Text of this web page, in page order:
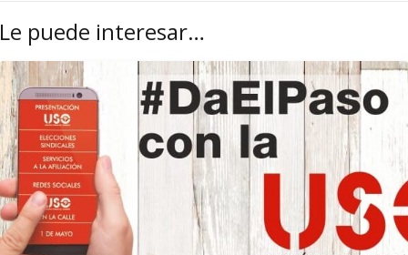
Le puede interesar…